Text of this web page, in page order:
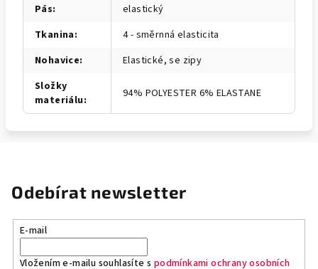
Pás:
elastický
Tkanina:
4 - směrnná elasticita
Nohavice:
Elastické, se zipy
Složky
materiálu: 94% POLYESTER 6% ELASTANE
Odebírat newsletter
E-mail
Vložením e-mailu souhlasíte s podmínkami ochrany osobních